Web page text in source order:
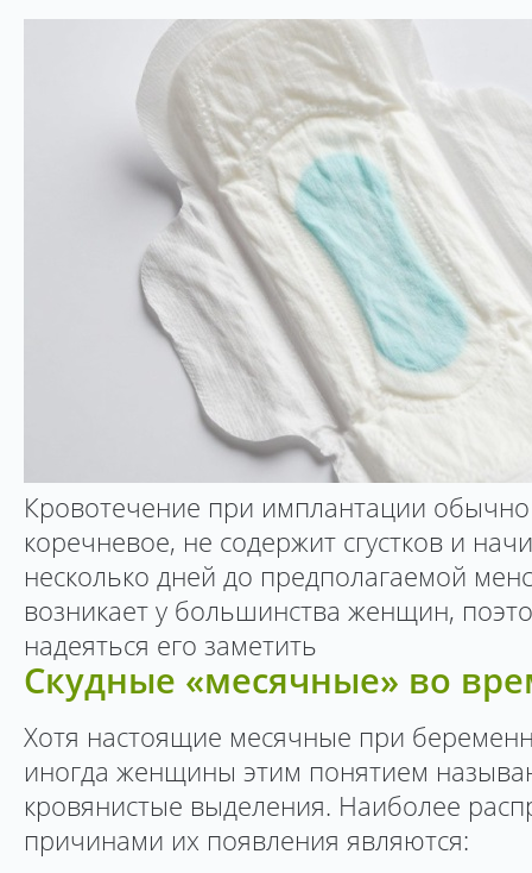
Кровотечение при имплантации
коречневое, не содержит сгустков и
несколько дней до предполагаемой
возникает у большинства женщин,
надеяться его заметить
Скудные «месячные» во
Хотя настоящие месячные при
иногда женщины этим понятием
кровянистые выделения. Наиболее
причинами их появления являются: